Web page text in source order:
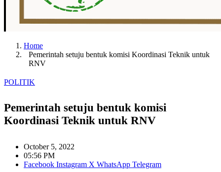
Home
Pemerintah setuju bentuk komisi Koordinasi Teknik untuk
RNV
POLITIK
Pemerintah setuju bentuk komisi
Koordinasi Teknik untuk RNV
October 5, 2022
05:56 PM
Facebook Instagram X WhatsApp Telegram